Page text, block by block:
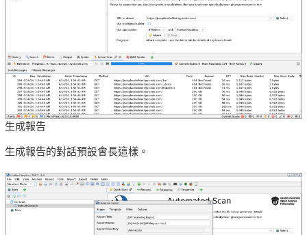
生成報告
生成報告的對話預設會長這樣。